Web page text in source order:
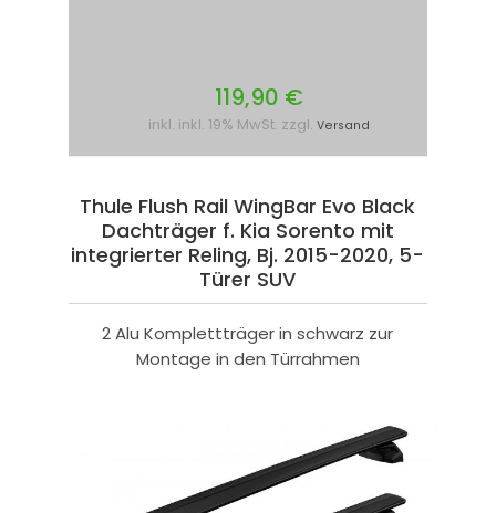
119,90 €
inkl. inkl. 19% MwSt. zzgl. Versand
Thule Flush Rail WingBar Evo Black
Dachträger f. Kia Sorento mit
integrierter Reling, Bj. 2015-2020, 5-
Türer SUV
2 Alu Komplettträger in schwarz zur
Montage in den Türrahmen